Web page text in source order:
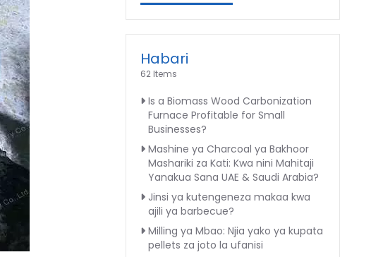
Habari
62 Items
Is a Biomass Wood Carbonization
Furnace Profitable for Small
Businesses?
Mashine ya Charcoal ya Bakhoor
Mashariki za Kati: Kwa nini Mahitaji
Yanakua Sana UAE & Saudi Arabia?
Jinsi ya kutengeneza makaa kwa
ajili ya barbecue?
Milling ya Mbao: Njia yako ya kupata
pellets za joto la ufanisi